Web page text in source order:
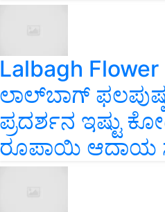
Lalbagh Flower
ಲಾಲ್‌ಬಾಗ್
ಪ್ರದರ್ಶನ ಇಷ್ಟು
ರೂಪಾಯಿ ಆದಾಯ